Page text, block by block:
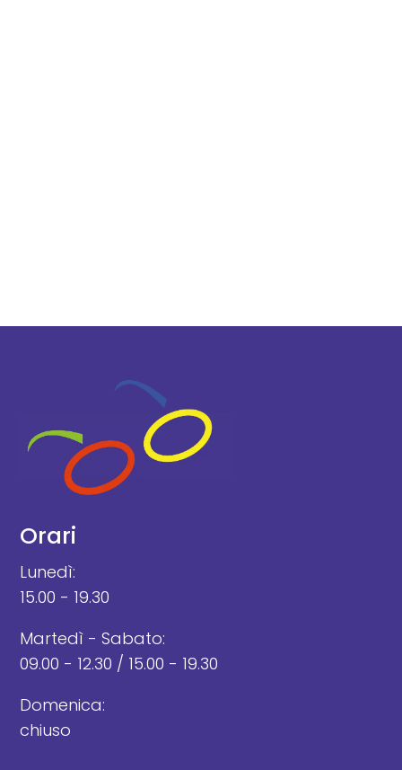
Orari
Lunedì:
15.00 - 19.30
Martedì - Sabato:
09.00 - 12.30 / 15.00 - 19.30
Domenica:
chiuso